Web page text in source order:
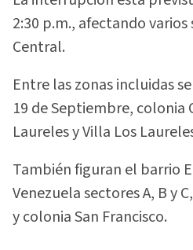
2:30 p.m., afectando
Central.
Entre las zonas incluidas
19 de Septiembre, colonia
Laureles y Villa Los
También figuran el barrio
Venezuela sectores A, B y
y colonia San Francisco.